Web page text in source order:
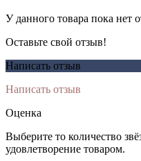
У данного товара пока нет
Оставьте свой отзыв!
Написать отзыв
Написать отзыв
Оценка
Выберите то количество
удовлетворение товаром.